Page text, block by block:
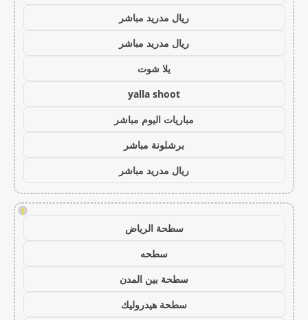
ريال مدريد مباشر
ريال مدريد مباشر
يلا شوت
yalla shoot
مباريات اليوم مباشر
برشلونة مباشر
ريال مدريد مباشر
!
سطحة الرياض
سطحه
سطحة بين المدن
سطحة هيدروليك